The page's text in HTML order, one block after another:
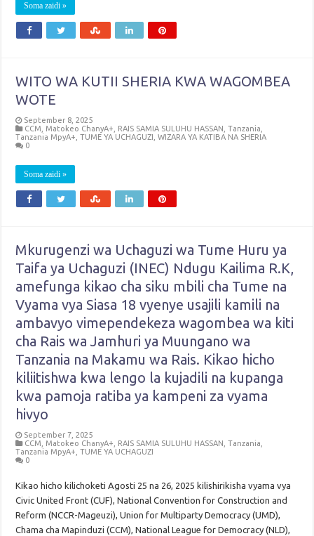
Soma zaidi »
WITO WA KUTII SHERIA KWA WAGOMBEA
WOTE
September 8, 2025
CCM
Matokeo ChanyA+ RAIS SAMIA SULUHU HASSAN ,Tanzania
Tanzania MpyA+ ,TUME YA UCHAGUZI ,WIZARA YA KATIBA NA SHERIA
0
Soma zaidi »
Mkurugenzi wa Uchaguzi wa Tume Huru ya
Taifa ya Uchaguzi (INEC) Ndugu Kailima R.K,
amefunga kikao cha siku mbili cha Tume na
Vyama vya Siasa 18 vyenye usajili kamili na
ambavyo vimependekeza wagombea wa kiti
cha Rais wa Jamhuri ya Muungano wa
Tanzania na Makamu wa Rais. Kikao hicho
kiliitishwa kwa lengo la kujadili na kupanga
kwa pamoja ratiba ya kampeni za vyama
hivyo
September 7, 2025
CCM
Matokeo ChanyA+ RAIS SAMIA SULUHU HASSAN ,Tanzania
Tanzania MpyA+ ,TUME YA UCHAGUZI
0
Kikao hicho kilichoketi Agosti 25 na 26, 2025 kilishirikisha vyama vya
Civic United Front (CUF), National Convention for Construction and
Reform (NCCR-Mageuzi), Union for Multiparty Democracy (UMD),
Chama cha Mapinduzi (CCM), National League for Democracy (NLD),